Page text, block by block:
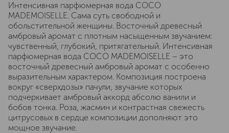
Интенсивная парфюмерная вода COCO
MADEMOISELLE. Сама суть свободной и
обольстительной женщины. Восточный древесный
амбровый аромат с плотным насыщенным звучанием:
чувственный, глубокий, притягательный. Интенсивная
парфюмерная вода COCO MADEMOISELLE – это
восточный древесный амбровый аромат с особенно
выразительным характером. Композиция построена
вокруг «сверхдозы» пачули, звучание которых
подчеркивает амбровый аккорд абсолю ванили и
бобов тонка. Роза, жасмин и контрастная свежесть
цитрусовых в сердце композиции дополняют это
мощное звучание.